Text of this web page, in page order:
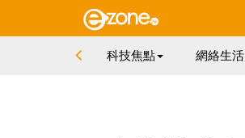
科技焦點 網絡生活